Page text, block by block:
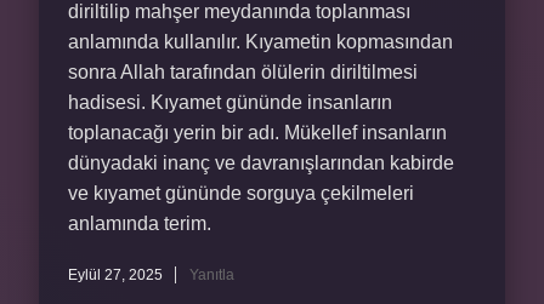
diriltilip mahşer meydanında toplanması
anlamında kullanılır. Kıyametin kopmasından
sonra Allah tarafından ölülerin diriltilmesi
hadisesi. Kıyamet gününde insanların
toplanacağı yerin bir adı. Mükellef insanların
dünyadaki inanç ve davranışlarından kabirde
ve kıyamet gününde sorguya çekilmeleri
anlamında terim.
Eylül 27, 2025 Yanıtla